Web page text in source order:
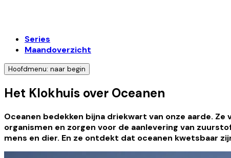
Series
Maandoverzicht
Hoofdmenu: naar begin
Het Klokhuis over Oceanen
Oceanen bedekken bijna driekwart van onze aarde.
organismen en zorgen voor de aanlevering van
mens en dier. En ze ontdekt dat oceanen kwetsbaar